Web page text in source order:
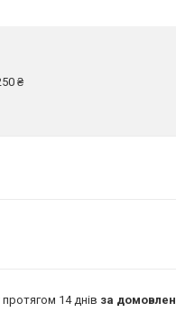
₴
14 днів за